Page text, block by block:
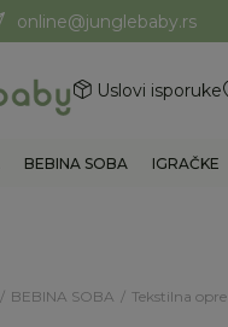
online@junglebaby.rs
Potrebna Vam je pomoć?
Uslovi isporuke
BEBINA SOBA IGRAČKE
BEBINA SOBA Tekstilna